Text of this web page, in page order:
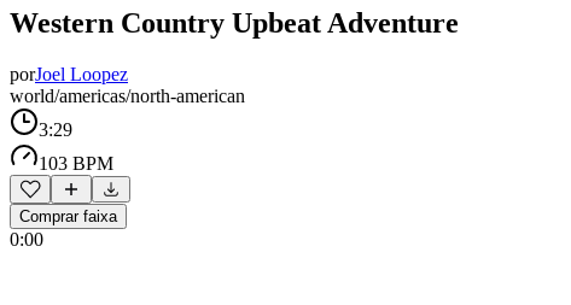
Western Country Upbeat Adventure
porJoel Loopez
world/americas/north-american
3:29
103 BPM
Comprar faixa
0:00